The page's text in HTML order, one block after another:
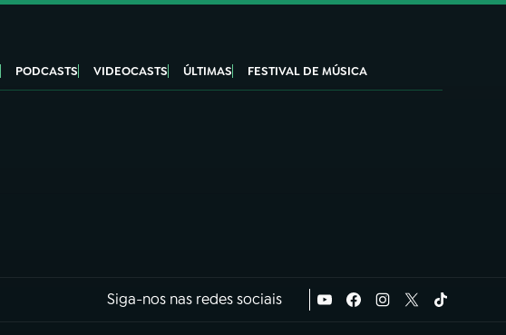
PODCASTS VIDEOCASTS ÚLTIMAS FESTIVAL DE MÚSICA
Siga-nos nas redes sociais